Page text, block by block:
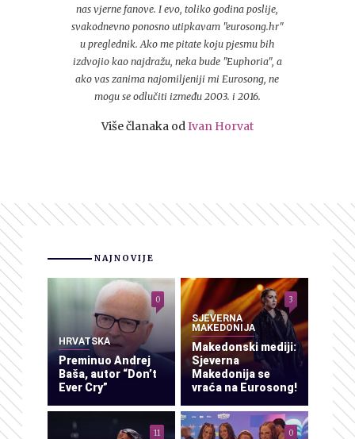
nas vjerne fanove. I evo, toliko godina poslije,
svakodnevno ponosno utipkavam "eurosong.hr"
u preglednik. Ako me pitate koju pjesmu bih
izdvojio kao najdražu, neka bude "Euphoria", a
ako vas zanima najomiljeniji mi Eurosong, ne
mogu se odlučiti između 2003. i 2016.
Više članaka odIvan Horvat
NAJNOVIJE
HRVATSKA
Preminuo Andrej
Baša, autor “Don’t
Ever Cry”
0
SJEVERNA
MAKEDONIJA
Makedonski mediji:
Sjeverna
Makedonija se
vraća na Eurosong!
3
11 0